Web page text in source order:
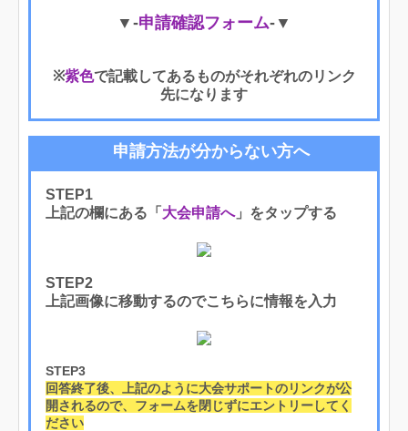
▼-申請確認フォーム-▼
※紫色で記載してあるものがそれぞれのリンク
先になります
申請方法が分からない方へ
STEP1
上記の欄にある「 大会申請へ」をタップする
STEP2
上記画像に移動するのでこちらに情報を入力
STEP3
回答終了後、上記のように大会サポートのリンクが公
開されるので、フォームを閉じずにエントリーしてく
ださい